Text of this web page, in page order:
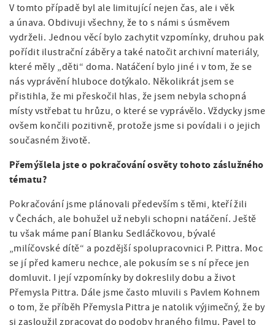
V tomto případě byl ale limitující nejen čas, ale i věk
a únava. Obdivuji všechny, že to s námi s úsměvem
vydrželi. Jednou věcí bylo zachytit vzpomínky, druhou pak
pořídit ilustrační záběry a také natočit archivní materiály,
které měly „děti“ doma. Natáčení bylo jiné i v tom, že se
nás vyprávění hluboce dotýkalo. Několikrát jsem se
přistihla, že mi přeskočil hlas, že jsem nebyla schopná
místy vstřebat tu hrůzu, o které se vyprávělo. Vždycky jsme
ovšem končili pozitivně, protože jsme si povídali i o jejich
současném životě.
Přemýšlela jste o pokračování osvěty tohoto záslužného
tématu?
Pokračování jsme plánovali především s těmi, kteří žili
v Čechách, ale bohužel už nebyli schopni natáčení. Ještě
tu však máme paní Blanku Sedláčkovou, bývalé
„milíčovské dítě“ a pozdější spolupracovnici P. Pittra. Moc
se jí před kameru nechce, ale pokusím se s ní přece jen
domluvit. I její vzpomínky by dokreslily dobu a život
Přemysla Pittra. Dále jsme často mluvili s Pavlem Kohnem
o tom, že příběh Přemysla Pittra je natolik výjimečný, že by
si zasloužil zpracovat do podoby hraného filmu. Pavel to